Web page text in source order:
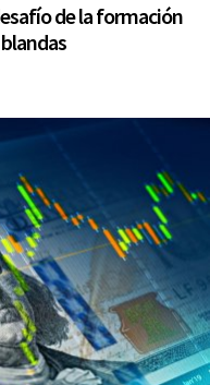
de la formación